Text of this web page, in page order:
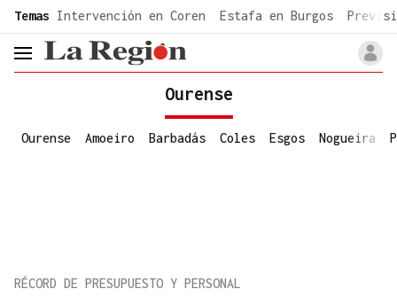
common.go-to-content
Temas Intervención en Coren Estafa en Burgos
header.menu.open
Ourense
Ourense Amoeiro Barbadás Coles Esgos Nogueira
RÉCORD DE PRESUPUESTO Y PERSONAL